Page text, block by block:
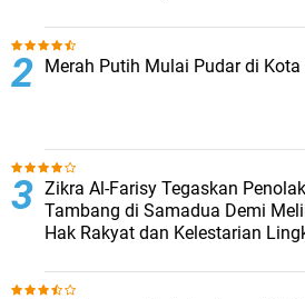
Merah Putih Mulai Pudar di Kota
Zikra Al-Farisy Tegaskan
Tambang di Samadua Demi
Hak Rakyat dan Kelestarian